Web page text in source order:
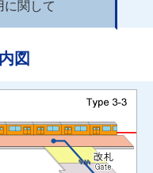
に関して
図